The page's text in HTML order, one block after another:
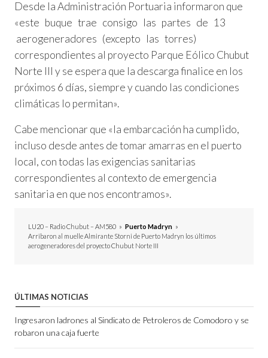
Desde la Administración Portuaria informaron que
«este buque trae consigo las partes de 13
aerogeneradores (excepto las torres)
correspondientes al proyecto Parque Eólico Chubut
Norte III y se espera que la descarga finalice en los
próximos 6 días, siempre y cuando las condiciones
climáticas lo permitan».
Cabe mencionar que «la embarcación ha cumplido,
incluso desde antes de tomar amarras en el puerto
local, con todas las exigencias sanitarias
correspondientes al contexto de emergencia
sanitaria en que nos encontramos».
LU20 – Radio Chubut – AM580 » Puerto Madryn »
Arribaron al muelle Almirante Storni de Puerto Madryn los últimos
aerogeneradores del proyecto Chubut Norte III
ÚLTIMAS NOTICIAS
Ingresaron ladrones al Sindicato de Petroleros de Comodoro y se
robaron una caja fuerte